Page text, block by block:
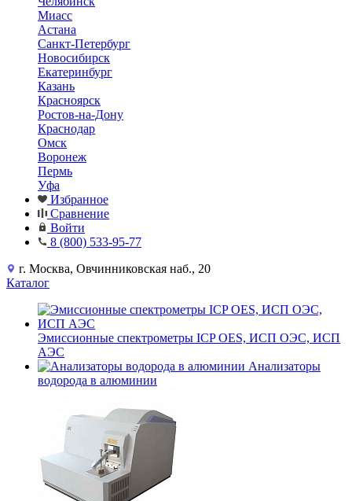
Миасс
Астана
Санкт-Петербург
Новосибирск
Екатеринбург
Казань
Красноярск
Ростов-на-Дону
Краснодар
Омск
Воронеж
Пермь
Уфа
Избранное
Сравнение
Войти
8 (800) 533-95-77
г. Москва, Овчинниковская наб., 20
Каталог
Эмиссионные спектрометры ICP OES, ИСП ОЭС, ИСП
АЭС
Анализаторы
водорода в алюминии